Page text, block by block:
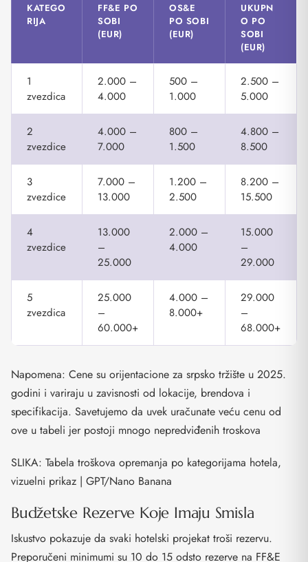
KATEGO
RIJA
FF&E PO
SOBI
(EUR)
OS&E
PO SOBI
(EUR)
UKUPN
O PO
SOBI
(EUR)
1
zvezdica
2.000 –
4.000
500 –
1.000
2.500 –
5.000
2
zvezdice
4.000 –
7.000
800 –
1.500
4.800 –
8.500
3
zvezdice
7.000 –
13.000
1.200 –
2.500
8.200 –
15.500
4
zvezdice
13.000
–
25.000
2.000 –
4.000
15.000
–
29.000
5
zvezdica
25.000
–
60.000+
4.000 –
8.000+
29.000
–
68.000+
Napomena: Cene su orijentacione za srpsko tržište u 2025.
godini i variraju u zavisnosti od lokacije, brendova i
specifikacija. Savetujemo da uvek uračunate veću cenu od
ove u tabeli jer postoji mnogo nepredviđenih troskova
SLIKA: Tabela troškova opremanja po kategorijama hotela,
vizuelni prikaz | GPT/Nano Banana
Budžetske Rezerve Koje Imaju Smisla
Iskustvo pokazuje da svaki hotelski projekat troši rezervu.
Preporučeni minimumi su 10 do 15 odsto rezerve na FF&E